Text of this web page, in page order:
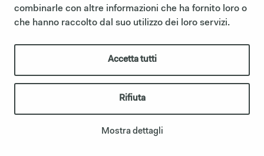
combinarle con altre informazioni che ha fornito loro o
che hanno raccolto dal suo utilizzo dei loro servizi.
Accetta tutti
Rifiuta
Mostra dettagli
ROUND BOX MIRROR